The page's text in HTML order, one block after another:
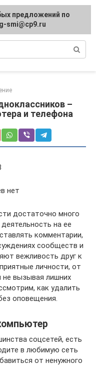
–
и телефона
нет
достаточно много
на ее
комментарии,
сообществ и
вежливость друг к
личности, от
не вызывая лишних
как удалить
оповещения.
соцсетей, есть
в любимую сеть
от ненужного
предложений по
smi@cp9.ru